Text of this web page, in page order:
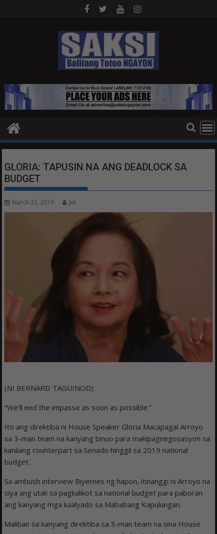
GLORIA: TAPUSIN NA ANG DEADLOCK SA
BUDGET
March 22, 2019 Jet
(NI BERNARD TAGUINOD)
“We’ll end the impasse as soon as possible.”
Ito ang direktiba ni House Speaker Gloria Macapagal Arroyo
sa 3-man team na kanyang binuo para makipagnegosasyon sa
kanilang counterpart sa Senado hinggil sa 2019 national
budget.
Sa ambush interview Biyernes ng hapon, itinanggi ni Arroyo na
siya ang utak sa pagkalikot sa national budget para paboran
ang kanyang mga kaalyado sa Mababang Kapulungan.
Maliban sa kanyang direktiba sa 3-man team na sina House